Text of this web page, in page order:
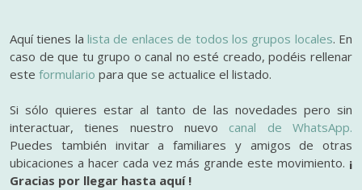
Aquí tienes lalista de enlaces de todos los grupos locales. En
caso de que tu grupo o canal no esté creado, podéis rellenar
este formulario para que se actualice el listado.
Si sólo quieres estar al tanto de las novedades pero sin
interactuar, tienes nuestro nuevo canal de WhatsApp.
Puedes también invitar a familiares y amigos de otras
ubicaciones a hacer cada vez más grande este movimiento. ¡
Gracias por llegar hasta aquí !